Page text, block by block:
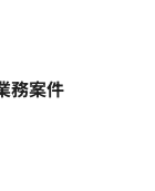
務案件